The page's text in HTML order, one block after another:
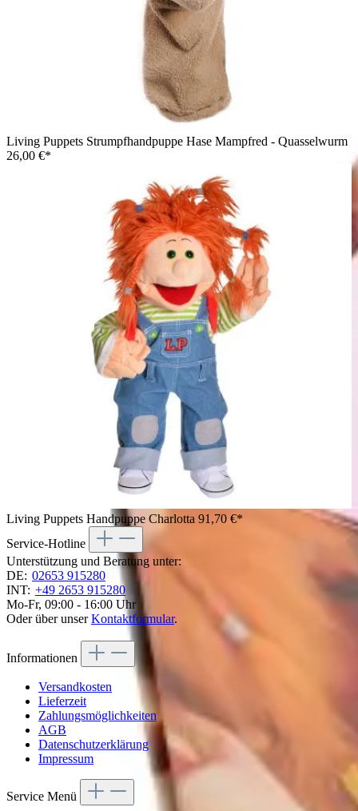
Living Puppets Strumpfhandpuppe Hase Mampfred - Quasselwurm
26,00 €*
Living Puppets Handpuppe Charlotta 91,70 €*
Service-Hotline
Unterstützung und Beratung unter:
DE: 02653 915280
INT: +49 2653 915280
Mo-Fr, 09:00 - 16:00 Uhr
Oder über unserKontaktformular.
Informationen
Versandkosten
Lieferzeit
Zahlungsmöglichkeiten
AGB
Datenschutzerklärung
Impressum
Service Menü